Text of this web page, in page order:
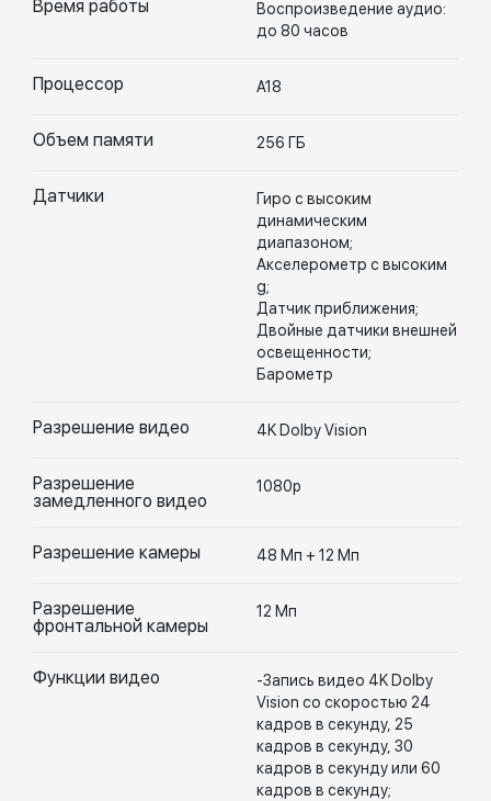
Время работы
Воспроизведение аудио:
до 80 часов
Процессор A18
Объем памяти 256 ГБ
Датчики
Гиро с высоким
динамическим
диапазоном;
Акселерометр с высоким
g;
Датчик приближения;
Двойные датчики внешней
освещенности;
Барометр
Разрешение видео 4K Dolby Vision
Разрешение
замедленного видео
1080p
Разрешение камеры 48 Мп + 12 Мп
Разрешение
фронтальной камеры
12 Мп
Функции видео
-Запись видео 4K Dolby
Vision со скоростью 24
кадров в секунду, 25
кадров в секунду, 30
кадров в секунду или 60
кадров в секунду;